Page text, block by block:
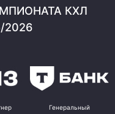
КХЛ
2026
Генеральный